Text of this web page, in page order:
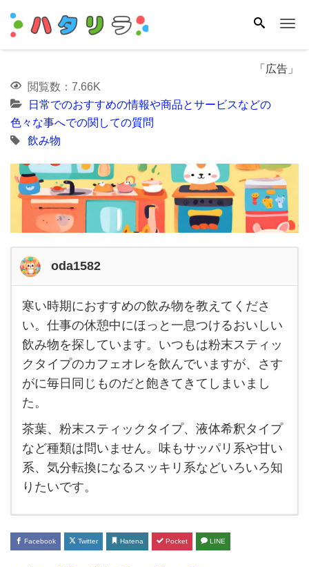
「広告」
閲覧数：7.66K
日常でのおすすめの情報や商品とサービスなどの
色々な事へでの関しての質問
飲み物
oda1582
寒い
時期
に
お
す
す
め
の飲
み物
て
寒い時期におすすめの飲み物を教えてくださ
い。仕事の休憩中にほっと一息つけるおいしい
飲み物を探しています。いつもは粉末スティッ
クタイプのカフェオレを飲んでいますが、さす
がに毎日同じものだと飽きてきてしまいまし
た。
茶葉、粉末スティックタイプ、液体希釈タイプ
など種類は問いません。味もサッパリ系や甘い
系、気分転換になるスッキリ系などいろいろ知
りたいです。
Facebook Twitter Hatena Pocket LINE